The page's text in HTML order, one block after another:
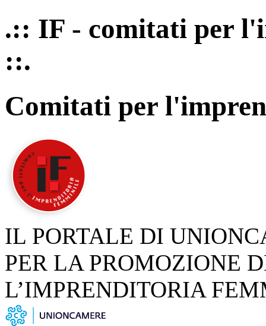
.:: IF - comitati per
::.
Comitati per
IL PORTALE DI
PER LA PROMOZIONE
L’IMPRENDITORIA